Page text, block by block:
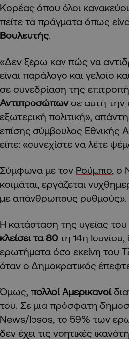
Κορέας όπου όλοι
πείτε τα πράγματα όπως
Βουλευτής.
«Δεν ξέρω καν πώς να
είναι παράλογο και γελοίο
σε συνεδρίαση της
Αντιπροσώπωνσε αυτή την
εξωτερική πολιτική»,
επίσης σύμβουλος Εθνικής
είπε: «συνεχίστε να λέτε
Σύμφωνα με τον Ρούμπιο, ο
κοιμάται, εργάζεται
με απάνθρωπους ρυθμούς».
Η κατάσταση της υγείας
κλείσει τα 80τη 14η
ερωτήματα όσο εκείνη του
όταν ο Δημοκρατικός
Όμως, πολλοί Αμερικανοί
του. Σε μια πρόσφατη
News/Ipsos, το 59% των
δεν έχει τις νοητικές